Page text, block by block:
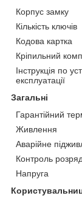
Корпус замку
Кількість ключів
Кодова картка
Кріпильний
Інструкція по
експлуатації
Загальні
Гарантійний
Живлення
Аварійне
Контроль
Напруга